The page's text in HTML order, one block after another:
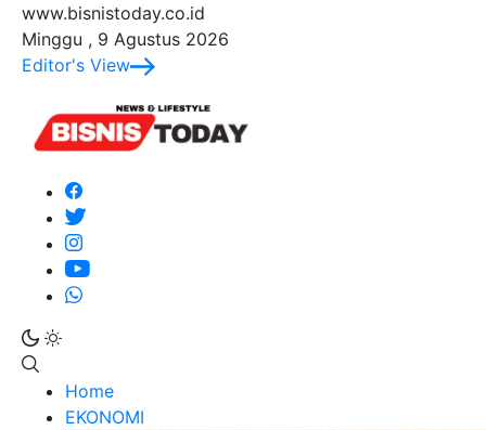
www.bisnistoday.co.id
Minggu , 9 Agustus 2026
Editor's View
Home
EKONOMI